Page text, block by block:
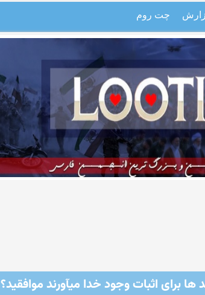
چت روم
ها برای اثبات وجود خدا میآورند موافقید؟